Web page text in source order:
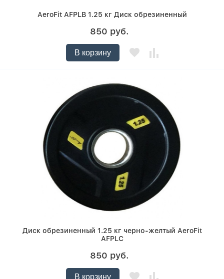
AeroFit AFPLB 1.25 кг Диск обрезиненный
850 руб.
В корзину
Диск обрезиненный 1.25 кг черно-желтый AeroFit
AFPLC
850 руб.
В корзину